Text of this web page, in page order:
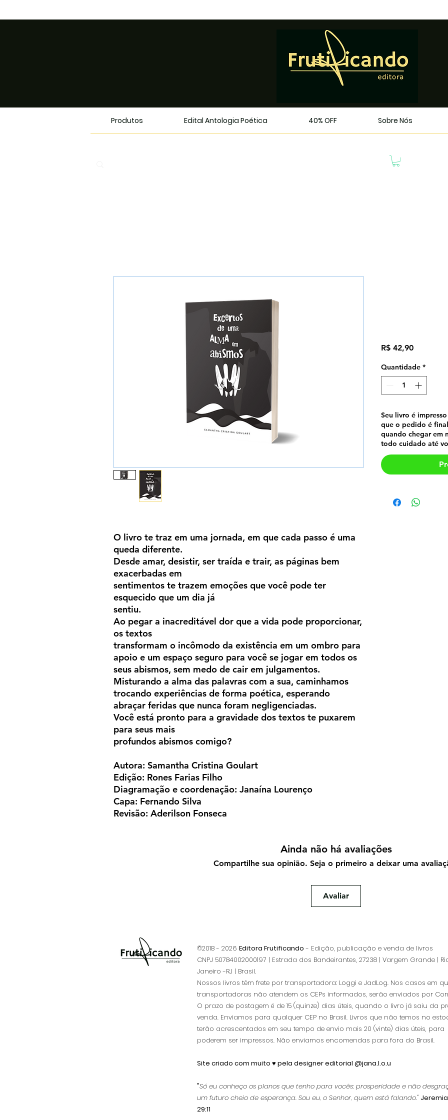
Produtos Edital Antologia Poética 40% OFF Sobre Nós
O livro te traz em uma jornada, em que cada passo é uma
queda diferente.
Desde amar, desistir, ser traída e trair, as páginas bem
exacerbadas em
sentimentos te trazem emoções que você pode ter
esquecido que um dia já
sentiu.
Ao pegar a inacreditável dor que a vida pode proporcionar,
os textos
transformam o incômodo da existência em um ombro para
apoio e um espaço seguro para você se jogar em todos os
seus abismos, sem medo de cair em julgamentos.
Misturando a alma das palavras com a sua, caminhamos
trocando experiências de forma poética, esperando
abraçar feridas que nunca foram negligenciadas.
Você está pronto para a gravidade dos textos te puxarem
para seus mais
profundos abismos comigo?
Autora: Samantha Cristina Goulart
Edição: Rones Farias Filho
Diagramação e coordenação: Janaína Lourenço
Capa: Fernando Silva
Revisão: Aderilson Fonseca
R$ 42,90Preço
Quantidade *
Seu livro é
que o pedido é
quando chegar em
todo cuidado até
Ainda não há avaliações
Compartilhe sua opinião. Seja o primeiro a deixar uma
Avaliar
©2018 - 2026 Editora Frutificando - Edição, publicação e venda de livros
CNPJ 50784002000197 | Estrada dos Bandeirantes, 27238 | Vargem Grande |
Janeiro -RJ | Brasil.
​Nossos livros têm frete por transportadora: Loggi e JadLog. Nos casos em
transportadoras não atendem os CEPs informados, serão enviados por
O prazo de postagem é de 15 (quinze) dias úteis, quando o livro já saiu da
venda. Enviamos para qualquer CEP no Brasil. Livros que não temos no
terão acrescentados em seu tempo de envio mais 20 (vinte) dias úteis, para
poderem ser impressos. Não enviamos encomendas para fora do Brasil.
Site criado com muito ♥ pela designer editorial @jana.l.o.u
"Só eu conheço os planos que tenho para vocês: prosperidade e não
um futuro cheio de esperança. Sou eu, o Senhor, quem está falando."
29:11